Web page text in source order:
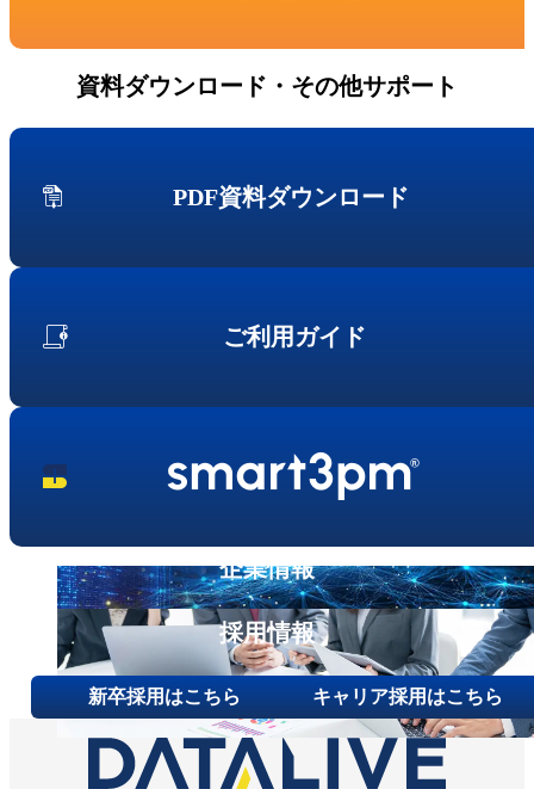
Juniper MX,ERXルータ
Juniper SRX・SSG
Fujitsu
NEC
サービス
データセンター撤去/買取
国内最大の保守パーツ備蓄量
導入事例
データライブの考えるセキュリティ
企業情報
会社概要
企業理念
事業内容
ニュース
第三者保守という⾔葉について
代表メッセージ
資料ダウンロード・その他サポート
PDF資料ダウンロード
ご利用ガイド
企業情報
採用情報
新卒採用はこちら キャリア採用はこちら